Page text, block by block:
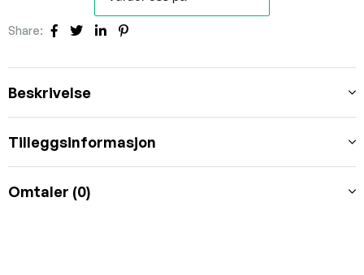
Share:
Facebook
TwitterLinkedin
Beskrivelse
Tilleggsinformasjon
Omtaler (0)